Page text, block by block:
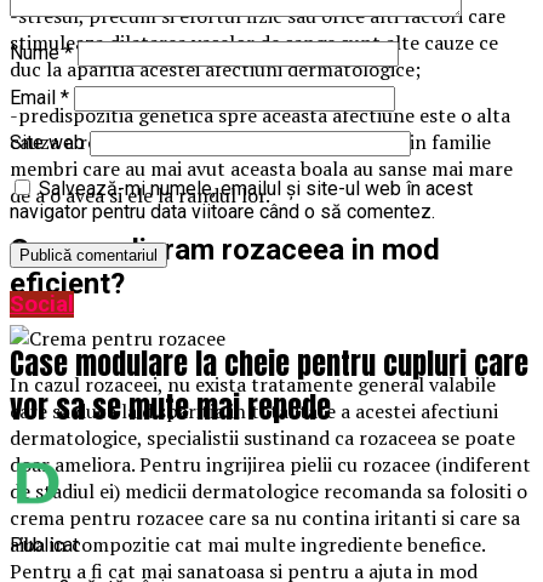
-stresul, precum si efortul fizic sau orice alti factori care
stimuleaza dilatarea vaselor de sange sunt alte cauze ce
duc la aparitia acestei afectiuni dermatologice;
-predispozitia genetica spre aceasta afectiune este o alta
cauza a rozaceei, astfel ca persoanele care au in familie
membri care au mai avut aceasta boala au sanse mai mare
de a o avea si ele la randul lor.
Cum amelioram rozaceea in mod
eficient?
In cazul rozaceei, nu exista tratamente general valabile
care sa duca la disparitia in totalitate a acestei afectiuni
dermatologice, specialistii sustinand ca rozaceea se poate
doar ameliora. Pentru ingrijirea pielii cu rozacee (indiferent
de stadiul ei) medicii dermatologice recomanda sa folositi o
crema pentru rozacee care sa nu contina iritanti si care sa
aiba in compozitie cat mai multe ingrediente benefice.
Pentru a fi cat mai sanatoasa si pentru a ajuta in mod
Nume*
Email *
Site web
Salvează-mi numele, emailul și site-ul web în acest
navigator pentru data viitoare când o să comentez.
Social
Case modulare la cheie pentru cupluri care
vor sa se mute mai repede
Publicat